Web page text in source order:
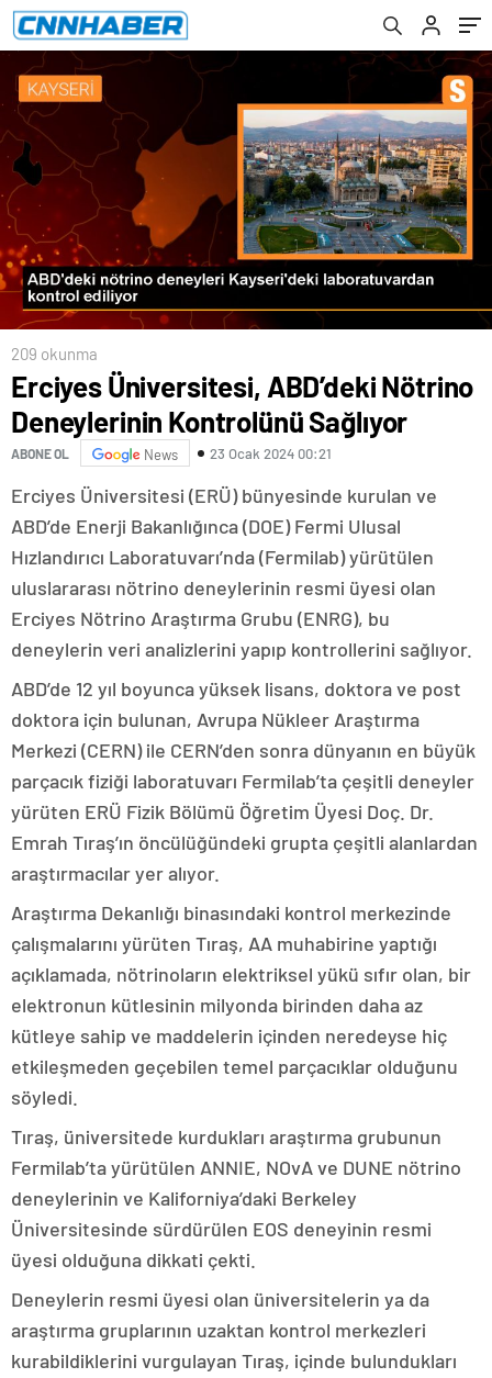
209 okunma
Erciyes Üniversitesi, ABD’deki Nötrino
Deneylerinin Kontrolünü Sağlıyor
ABONE OL News 23 Ocak 2024 00:21
Erciyes Üniversitesi (ERÜ) bünyesinde kurulan ve
ABD’de Enerji Bakanlığınca (DOE) Fermi Ulusal
Hızlandırıcı Laboratuvarı’nda (Fermilab) yürütülen
uluslararası nötrino deneylerinin resmi üyesi olan
Erciyes Nötrino Araştırma Grubu (ENRG), bu
deneylerin veri analizlerini yapıp kontrollerini sağlıyor.
ABD’de 12 yıl boyunca yüksek lisans, doktora ve post
doktora için bulunan, Avrupa Nükleer Araştırma
Merkezi (CERN) ile CERN’den sonra dünyanın en büyük
parçacık fiziği laboratuvarı Fermilab’ta çeşitli deneyler
yürüten ERÜ Fizik Bölümü Öğretim Üyesi Doç. Dr.
Emrah Tıraş’ın öncülüğündeki grupta çeşitli alanlardan
araştırmacılar yer alıyor.
Araştırma Dekanlığı binasındaki kontrol merkezinde
çalışmalarını yürüten Tıraş, AA muhabirine yaptığı
açıklamada, nötrinoların elektriksel yükü sıfır olan, bir
elektronun kütlesinin milyonda birinden daha az
kütleye sahip ve maddelerin içinden neredeyse hiç
etkileşmeden geçebilen temel parçacıklar olduğunu
söyledi.
Tıraş, üniversitede kurdukları araştırma grubunun
Fermilab’ta yürütülen ANNIE, NOvA ve DUNE nötrino
deneylerinin ve Kaliforniya’daki Berkeley
Üniversitesinde sürdürülen EOS deneyinin resmi
üyesi olduğuna dikkati çekti.
Deneylerin resmi üyesi olan üniversitelerin ya da
araştırma gruplarının uzaktan kontrol merkezleri
kurabildiklerini vurgulayan Tıraş, içinde bulundukları